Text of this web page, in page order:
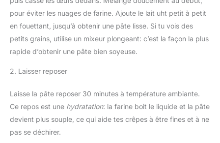
pour éviter les nuages de farine. Ajoute le lait uht petit à petit
en fouettant, jusqu’à obtenir une pâte lisse. Si tu vois des
petits grains, utilise un mixeur plongeant: c’est la façon la plus
rapide d’obtenir une pâte bien soyeuse.
2. Laisser reposer
Laisse la pâte reposer 30 minutes à température ambiante.
Ce repos est une hydratation: la farine boit le liquide et la pâte
devient plus souple, ce qui aide tes crêpes à être fines et à ne
pas se déchirer.